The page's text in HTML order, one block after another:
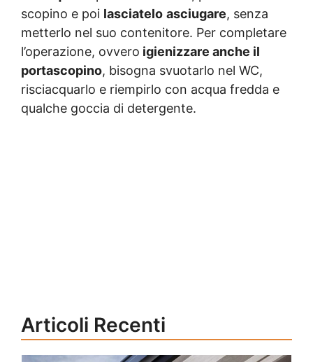
scopino e poi lasciatelo asciugare, senza
metterlo nel suo contenitore. Per completare
l’operazione, ovvero igienizzare anche il
portascopino, bisogna svuotarlo nel WC,
risciacquarlo e riempirlo con acqua fredda e
qualche goccia di detergente.
Articoli Recenti